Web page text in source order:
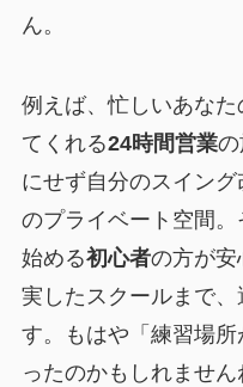
ん。
例えば、忙しいあな
てくれる24時間営業
にせず自分のスイン
のプライベート空間
始める初心者の方が安
実したスクールまで
す。もはや「練習場
ったのかもしれません